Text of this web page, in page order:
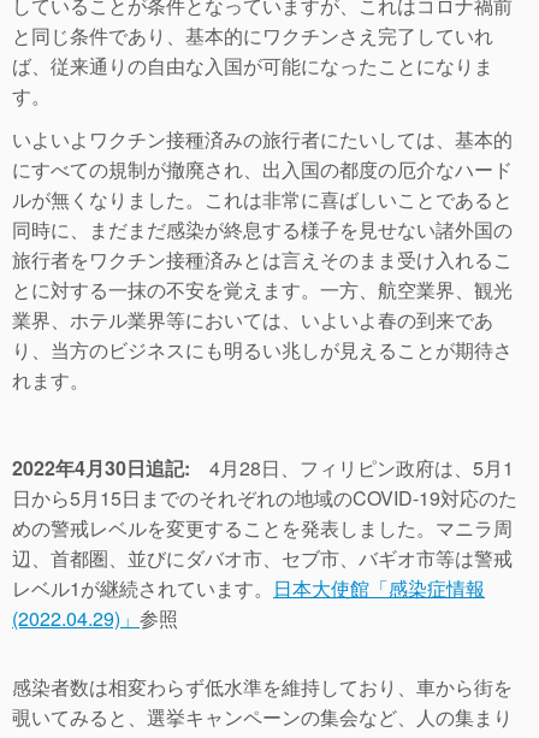
と同じ条件であり、基本的にワクチンさえ完了していれ
ば、従来通りの自由な入国が可能になったことになりま
す。
いよいよワクチン接種済みの旅行者にたいしては、基本的
にすべての規制が撤廃され、出入国の都度の厄介なハード
ルが無くなりました。これは非常に喜ばしいことであると
同時に、まだまだ感染が終息する様子を見せない諸外国の
旅行者をワクチン接種済みとは言えそのまま受け入れるこ
とに対する一抹の不安を覚えます。一方、航空業界、観光
業界、ホテル業界等においては、いよいよ春の到来であ
り、当方のビジネスにも明るい兆しが見えることが期待さ
れます。
2022年4月30日追記: 4月28日、フィリピン政府は、5月1
日から5月15日までのそれぞれの地域のCOVID-19対応のた
めの警戒レベルを変更することを発表しました。マニラ周
辺、首都圏、並びにダバオ市、セブ市、バギオ市等は警戒
レベル1が継続されています。 日本大使館「感染症情報
(2022.04.29)」 参照
感染者数は相変わらず低水準を維持しており、車から街を
覗いてみると、選挙キャンペーンの集会など、人の集まり